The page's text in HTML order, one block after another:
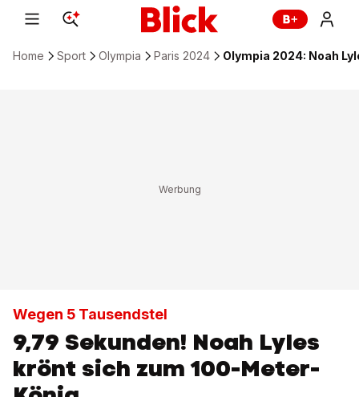
Home Sport Olympia Paris 2024 Olympia 2024: Noah
Wegen 5 Tausendstel
9,79 Sekunden! Noah Lyles
krönt sich zum 100-Meter-